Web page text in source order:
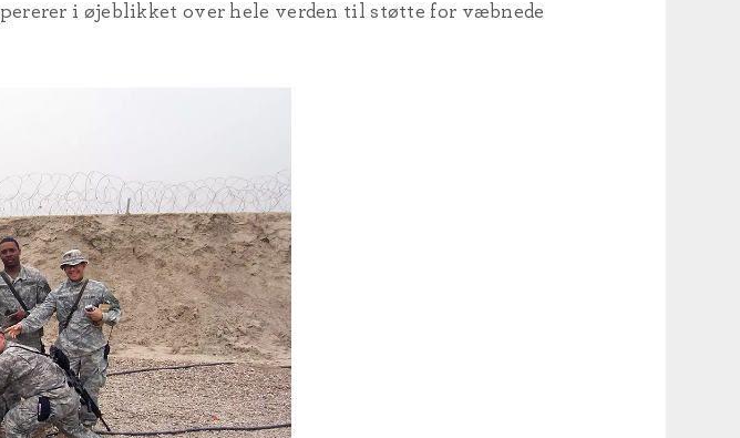
i øjeblikket over hele verden til støtte for væbnede